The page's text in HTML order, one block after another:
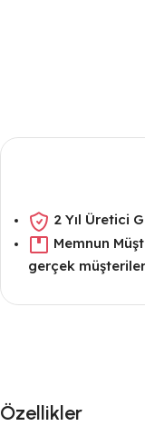
2 Yıl Üretici
Memnun
gerçek
Özellikler